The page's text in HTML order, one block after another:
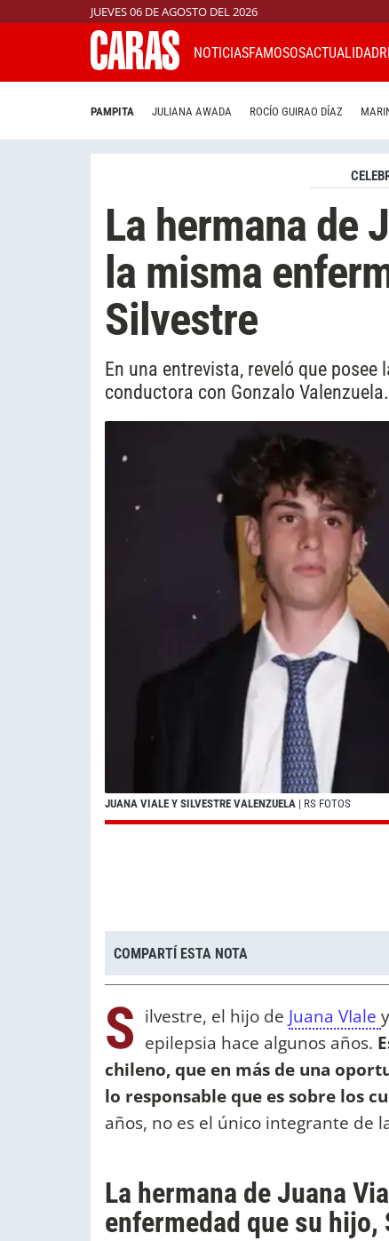
JUEVES 06 DE AGOSTO DEL 2026
NOTICIASFAMOSOSACTUALIDAD
PAMPITA JULIANA AWADA ROCÍO GUIRAO DÍAZ
La hermana de
la misma
Silvestre
En una entrevista, reveló que
conductora con Gonzalo Valenzuela.
JUANA VIALE Y SILVESTRE VALENZUELA | RS FOTOS
COMPARTÍ ESTA NOTA
S ilvestre, el hijo de Juana VIale y
epilepsia hace algunos años.
chileno, que en más de una
lo responsable que es sobre los
años, no es el único integrante de
La hermana de Juana
enfermedad que su hijo,